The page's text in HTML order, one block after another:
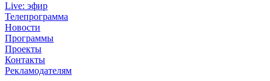
Live: эфир
Телепрограмма
Новости
Программы
Проекты
Контакты
Рекламодателям